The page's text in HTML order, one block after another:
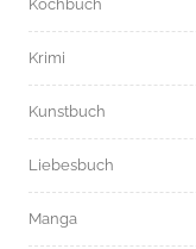
Kochbuch
Krimi
Kunstbuch
Liebesbuch
Manga